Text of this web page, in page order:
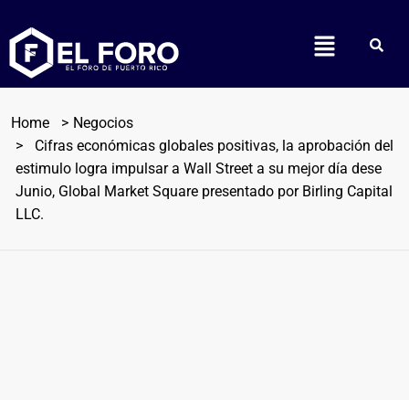
Home
Negocios
Cifras económicas globales positivas, la aprobación del
estimulo logra impulsar a Wall Street a su mejor día dese
Junio, Global Market Square presentado por Birling Capital
LLC.